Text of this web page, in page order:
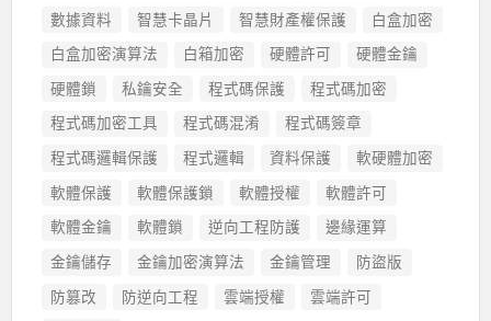
數據資料
智慧卡晶片 智慧財產權保護
白盒加密
白盒加密演算法
白箱加密 硬體許可
硬體金鑰
硬體鎖
私鑰安全 程式碼保護
程式碼加密
程式碼加密工具
程式碼混淆
程式碼簽章
程式碼邏輯保護
程式邏輯 資料保護
軟硬體加密
軟體保護
軟體保護鎖 軟體授權
軟體許可
軟體金鑰
軟體鎖 逆向工程防護
邊緣運算
金鑰儲存
金鑰加密演算法 金鑰管理
防盜版
防篡改
防逆向工程 雲端授權
雲端許可